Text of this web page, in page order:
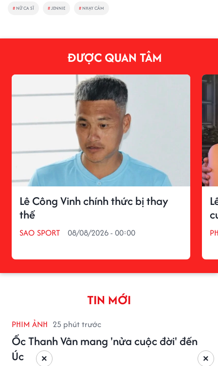
# NỮ CA SĨ #JENNIE # NHẠY CẢM
ĐƯỢC QUAN TÂM
Lê Công Vinh chính thức bị thay
thế
SAO SPORT 08/08/2026 - 00:00
TIN MỚI
PHIM ẢNH 25 phút trước
Ốc Thanh Vân mang 'nửa cuộc đời' đến
Úc
×
×